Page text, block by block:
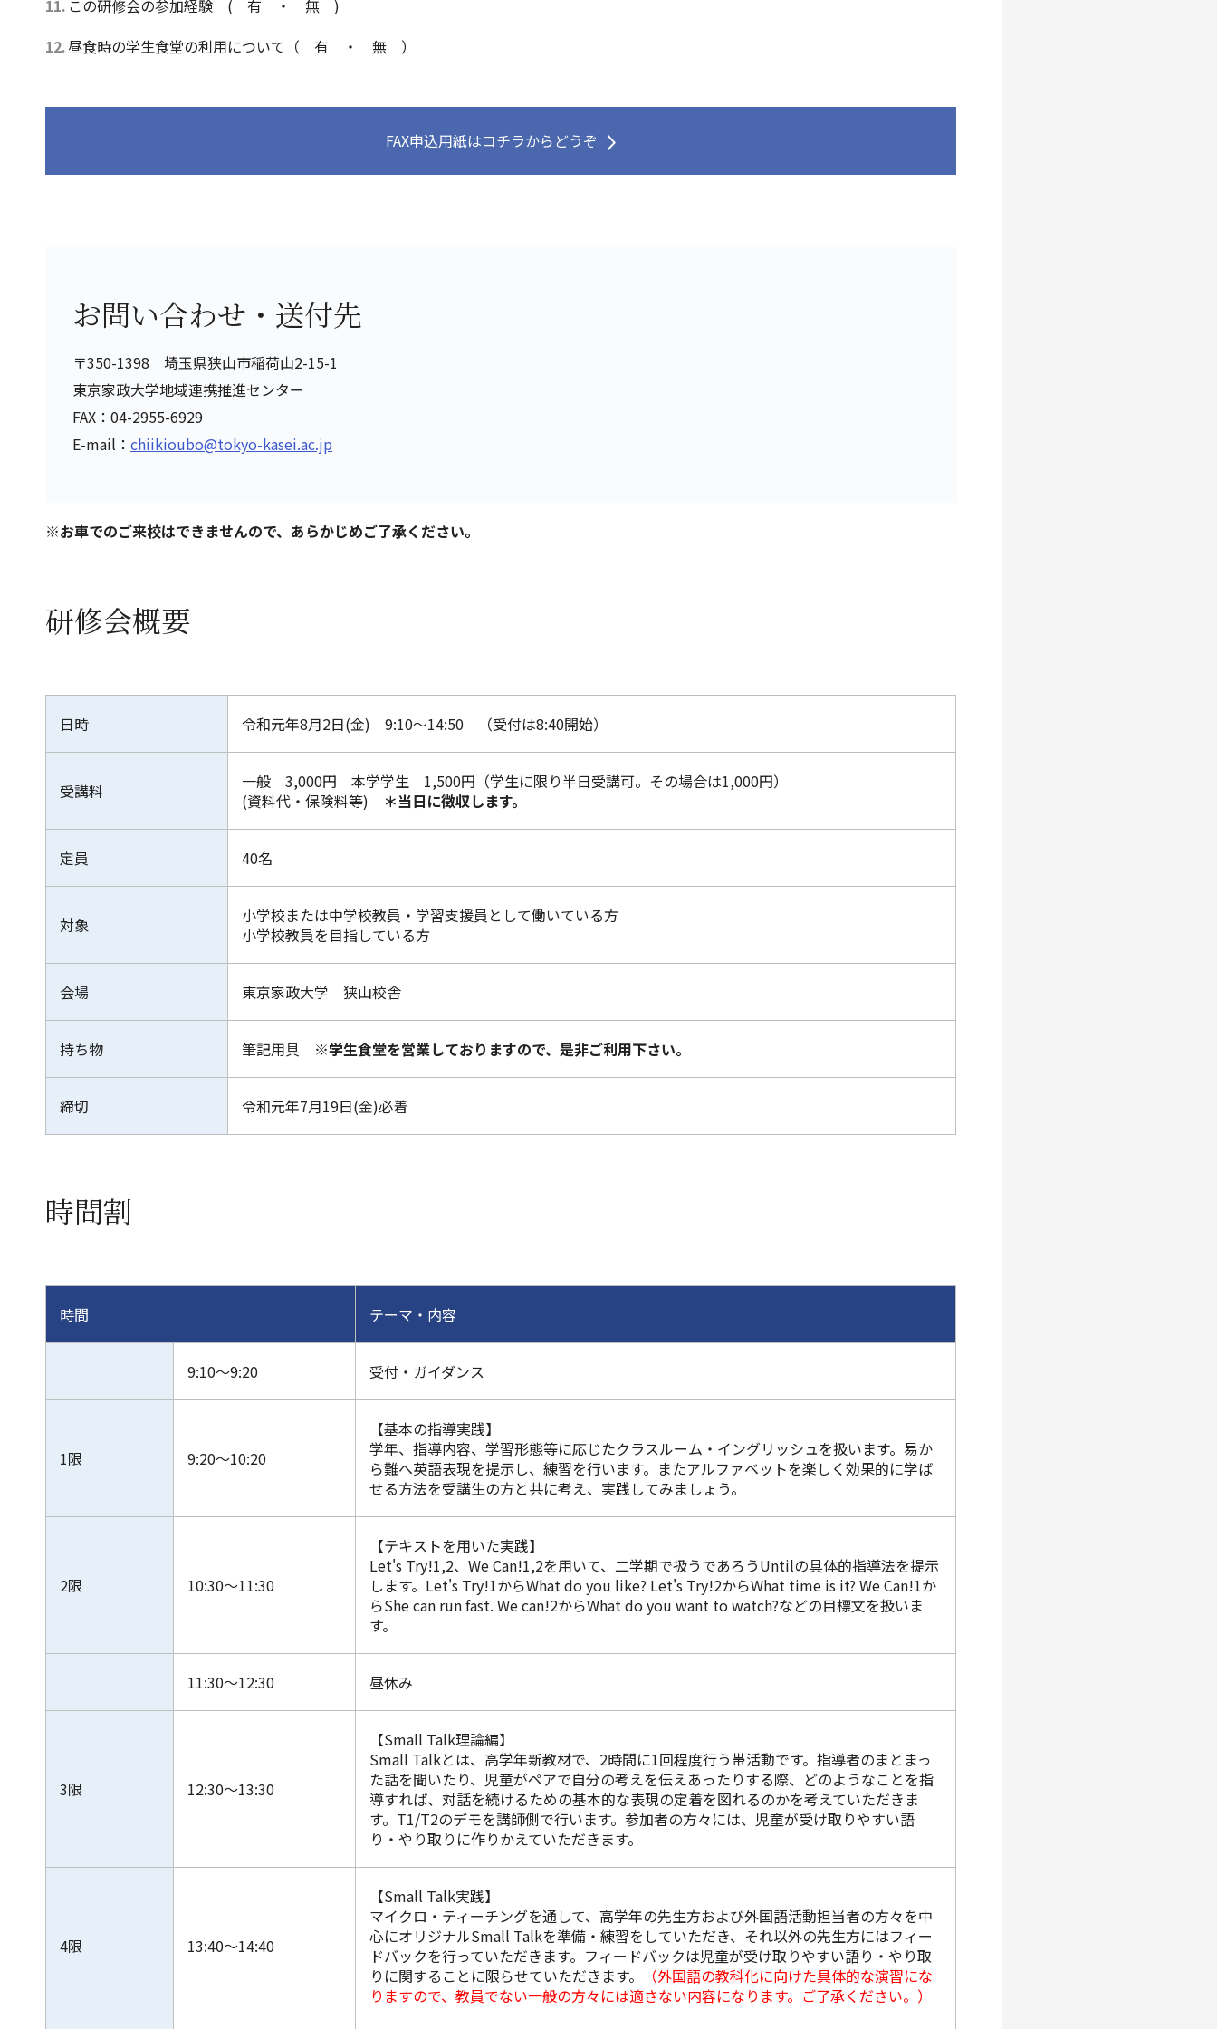
この研修会の参加経験 ( 有 ・ 無 )
昼食時の学生食堂の利用について（ 有 ・ 無 ）
FAX申込用紙はコチラからどうぞ
お問い合わせ・送付先
〒350-1398 埼玉県狭山市稲荷山2-15-1
東京家政大学地域連携推進センター
FAX：04-2955-6929
E-mail： chiikioubo@tokyo-kasei.ac.jp
※お車でのご来校はできませんので、あらかじめご了承ください。
研修会概要
日時 令和元年8月2日(金) 9:10～14:50 （受付は8:40開始）
受講料
一般 3,000円 本学学生 1,500円（学生に限り半日受講可。その場合は1,000円）
(資料代・保険料等) ＊当日に徴収します。
定員 40名
対象
小学校または中学校教員・学習支援員として働いている方
小学校教員を目指している方
会場 東京家政大学 狭山校舎
持ち物 筆記用具 ※学生食堂を営業しておりますので、是非ご利用下さい。
締切 令和元年7月19日(金)必着
時間割
時間 テーマ・内容
9:10～9:20 受付・ガイダンス
1限 9:20～10:20
【基本の指導実践】
学年、指導内容、学習形態等に応じたクラスルーム・イングリッシュを扱います。易か
ら難へ英語表現を提示し、練習を行います。またアルファベットを楽しく効果的に学ば
せる方法を受講生の方と共に考え、実践してみましょう。
2限 10:30～11:30
【テキストを用いた実践】
Let's Try!1,2、We Can!1,2を用いて、二学期で扱うであろうUntilの具体的指導法を提示
します。Let's Try!1からWhat do you like? Let's Try!2からWhat time is it? We Can!1か
らShe can run fast. We can!2からWhat do you want to watch?などの目標文を扱いま
す。
11:30～12:30 昼休み
3限 12:30～13:30
【Small Talk理論編】
Small Talkとは、高学年新教材で、2時間に1回程度行う帯活動です。指導者のまとまっ
た話を聞いたり、児童がペアで自分の考えを伝えあったりする際、どのようなことを指
導すれば、対話を続けるための基本的な表現の定着を図れるのかを考えていただきま
す。T1/T2のデモを講師側で行います。参加者の方々には、児童が受け取りやすい語
り・やり取りに作りかえていただきます。
4限 13:40～14:40
【Small Talk実践】
マイクロ・ティーチングを通して、高学年の先生方および外国語活動担当者の方々を中
心にオリジナルSmall Talkを準備・練習をしていただき、それ以外の先生方にはフィー
ドバックを行っていただきます。フィードバックは児童が受け取りやすい語り・やり取
りに関することに限らせていただきます。
（外国語の教科化に向けた具体的な演習にな
りますので、教員でない一般の方々には適さない内容になります。ご了承ください。）